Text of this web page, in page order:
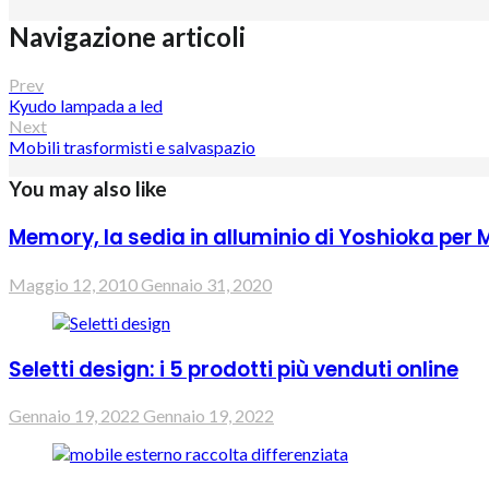
Navigazione articoli
Prev
Kyudo lampada a led
Next
Mobili trasformisti e salvaspazio
You may also like
Memory, la sedia in alluminio di Yoshioka per
Maggio 12, 2010Gennaio 31, 2020
Seletti design: i 5 prodotti più venduti online
Gennaio 19, 2022 Gennaio 19, 2022